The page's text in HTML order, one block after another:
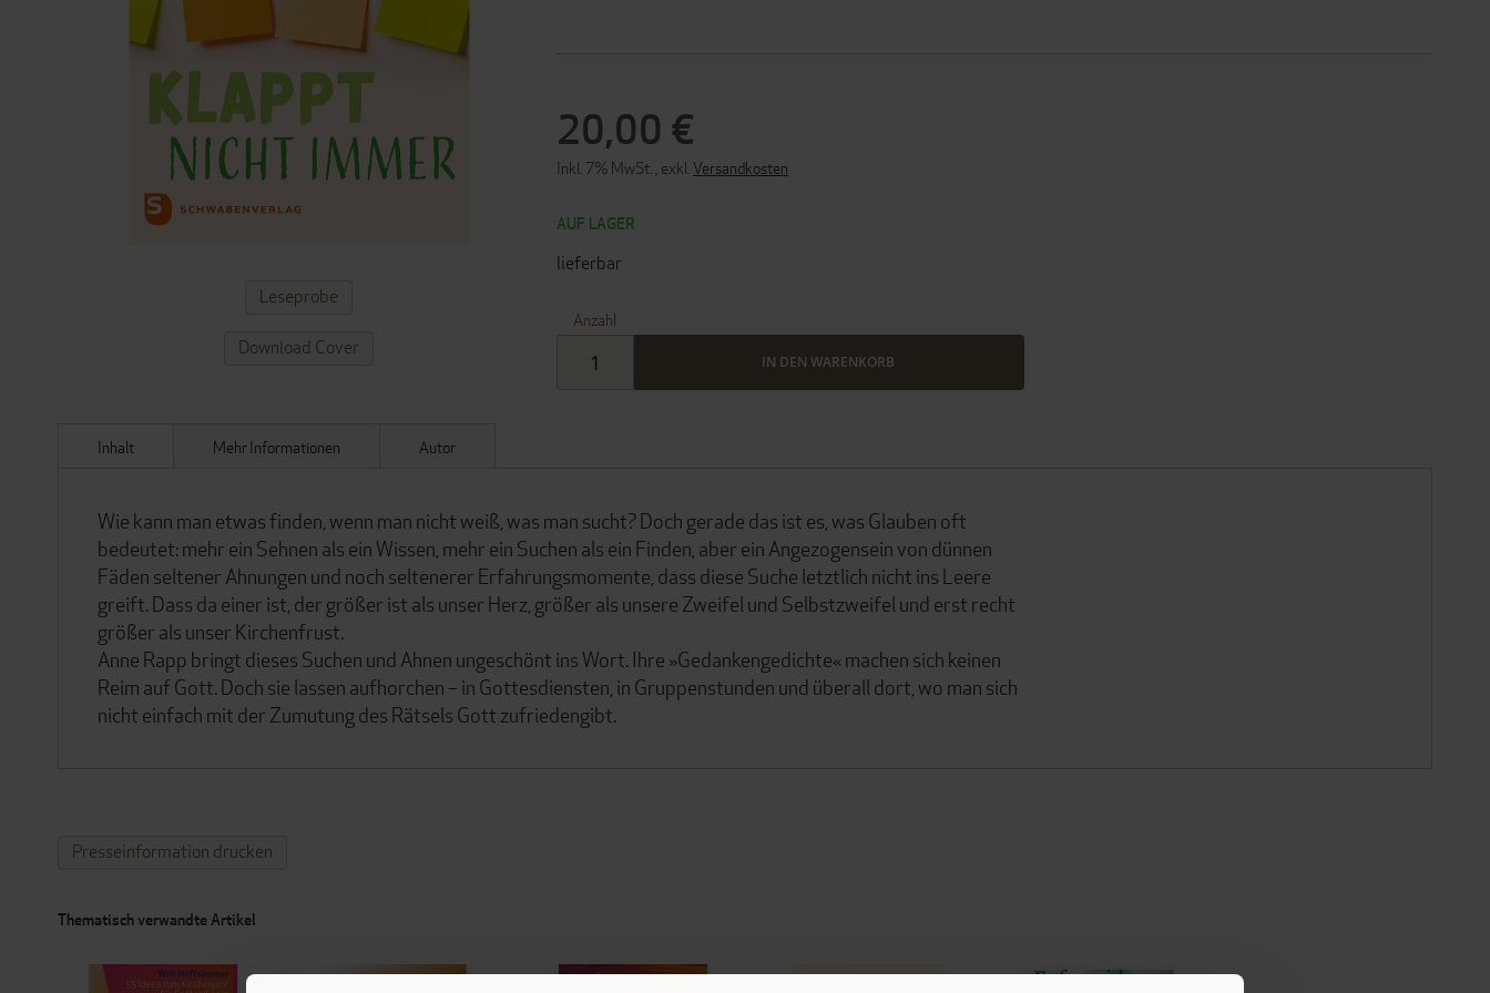
20,00 €
Inkl. 7% MwSt. , exkl. Versandkosten
AUF LAGER
lieferbar
Anzahl
IN DEN WARENKORB
ZUM
ANFANG
BILDERGALERIE
Leseprobe
Download Cover
Inhalt
Wie kann man etwas finden, wenn man nicht weiß, was man sucht? Doch gerade das ist es, was Glauben oft
bedeutet: mehr ein Sehnen als ein Wissen, mehr ein Suchen als ein Finden, aber ein Angezogensein von dünnen
Fäden seltener Ahnungen und noch seltenerer Erfahrungsmomente, dass diese Suche letztlich nicht ins Leere
greift. Dass da einer ist, der größer ist als unser Herz, größer als unsere Zweifel und Selbstzweifel und erst recht
größer als unser Kirchenfrust.
Anne Rapp bringt dieses Suchen und Ahnen ungeschönt ins Wort. Ihre »Gedankengedichte« machen sich keinen
Reim auf Gott. Doch sie lassen aufhorchen – in Gottesdiensten, in Gruppenstunden und überall dort, wo man sich
nicht einfach mit der Zumutung des Rätsels Gott zufriedengibt.
Mehr Informationen Autor
Presseinformation drucken
Thematisch verwandte Artikel